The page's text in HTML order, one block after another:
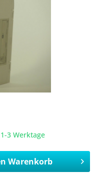
3 Werktage
Warenkorb